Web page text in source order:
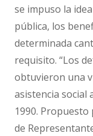
se impuso la
pública, los
determinada
requisito. “Los
obtuvieron una
asistencia social
1990.
de